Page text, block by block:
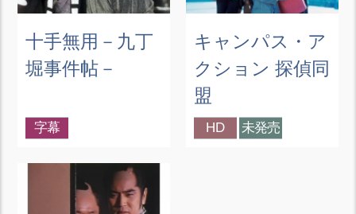
十手無用－九丁
堀事件帖－
字幕
キャンパス・ア
クション 探偵同
盟
HD 未発売